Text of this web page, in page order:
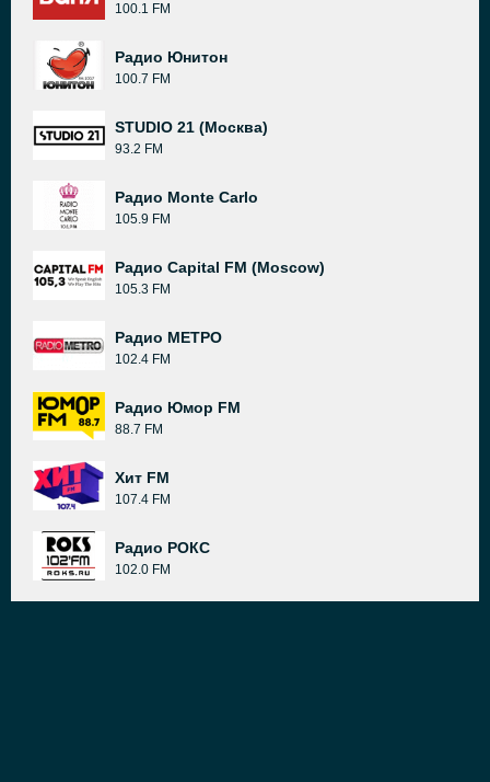
100.1 FM
Радио Юнитон
100.7 FM
STUDIO 21 (Москва)
93.2 FM
Радио Monte Carlo
105.9 FM
Радио Capital FM (Moscow)
105.3 FM
Радио МЕТРО
102.4 FM
Радио Юмор FM
88.7 FM
Хит FM
107.4 FM
Радио РОКС
102.0 FM